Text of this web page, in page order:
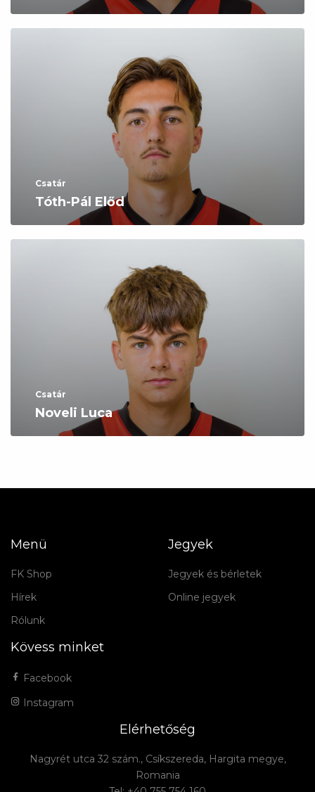
Csatár
Tóth-Pál Előd
Csatár
Noveli Luca
Menü
FK Shop
Hírek
Rólunk
Jegyek
Jegyek és bérletek
Online jegyek
Kövess minket
Facebook
Instagram
Elérhetőség
Nagyrét utca 32 szám., Csíkszereda, Hargita megye,
Romania